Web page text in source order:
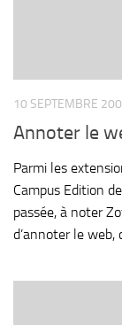
10 SEPTEMBRE
Annoter le
Parmi les
Campus Edition
passée, à noter
d’annoter le web,